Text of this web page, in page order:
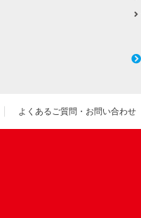
よくあるご質問・お問い合わせ